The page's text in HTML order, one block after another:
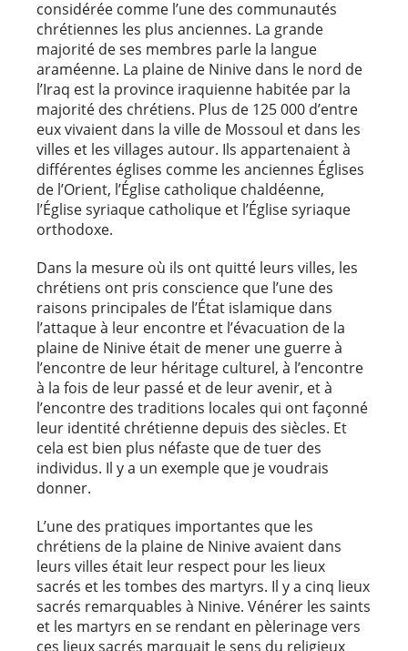
considérée comme l’une des communautés
chrétiennes les plus anciennes. La grande
majorité de ses membres parle la langue
araméenne. La plaine de Ninive dans le nord de
l’Iraq est la province iraquienne habitée par la
majorité des chrétiens. Plus de 125 000 d’entre
eux vivaient dans la ville de Mossoul et dans les
villes et les villages autour. Ils appartenaient à
différentes églises comme les anciennes Églises
de l’Orient, l’Église catholique chaldéenne,
l’Église syriaque catholique et l’Église syriaque
orthodoxe.
Dans la mesure où ils ont quitté leurs villes, les
chrétiens ont pris conscience que l’une des
raisons principales de l’État islamique dans
l’attaque à leur encontre et l’évacuation de la
plaine de Ninive était de mener une guerre à
l’encontre de leur héritage culturel, à l’encontre
à la fois de leur passé et de leur avenir, et à
l’encontre des traditions locales qui ont façonné
leur identité chrétienne depuis des siècles. Et
cela est bien plus néfaste que de tuer des
individus. Il y a un exemple que je voudrais
donner.
L’une des pratiques importantes que les
chrétiens de la plaine de Ninive avaient dans
leurs villes était leur respect pour les lieux
sacrés et les tombes des martyrs. Il y a cinq lieux
sacrés remarquables à Ninive. Vénérer les saints
et les martyrs en se rendant en pèlerinage vers
ces lieux sacrés marquait le sens du religieux